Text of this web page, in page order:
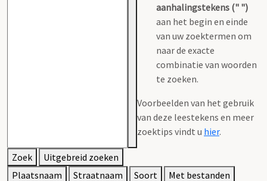
aanhalingstekens (" ")
aan het begin en einde
van uw zoektermen om
naar de exacte
combinatie van woorden
te zoeken.
Voorbeelden van het gebruik
van deze leestekens en meer
zoektips vindt u hier.
Zoek
Uitgebreid zoeken
Plaatsnaam
Straatnaam Soort
Met bestanden